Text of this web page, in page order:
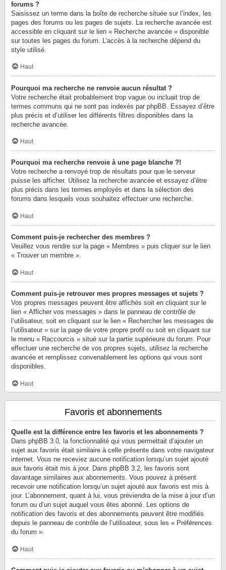
forums ?
Saisissez un terme dans la boîte de recherche située sur l’index, les
pages des forums ou les pages de sujets. La recherche avancée est
accessible en cliquant sur le lien « Recherche avancée » disponible
sur toutes les pages du forum. L’accès à la recherche dépend du
style utilisé.
Haut
Pourquoi ma recherche ne renvoie aucun résultat ?
Votre recherche était probablement trop vague ou incluait trop de
termes communs qui ne sont pas indexés par phpBB. Essayez d’être
plus précis et d’utiliser les différents filtres disponibles dans la
recherche avancée.
Haut
Pourquoi ma recherche renvoie à une page blanche ?!
Votre recherche a renvoyé trop de résultats pour que le serveur
puisse les afficher. Utilisez la recherche avancée et essayez d’être
plus précis dans les termes employés et dans la sélection des
forums dans lesquels vous souhaitez effectuer une recherche.
Haut
Comment puis-je rechercher des membres ?
Veuillez vous rendre sur la page « Membres » puis cliquer sur le lien
« Trouver un membre ».
Haut
Comment puis-je retrouver mes propres messages et sujets ?
Vos propres messages peuvent être affichés soit en cliquant sur le
lien « Afficher vos messages » dans le panneau de contrôle de
l’utilisateur, soit en cliquant sur le lien « Rechercher les messages de
l’utilisateur » sur la page de votre propre profil ou soit en cliquant sur
le menu « Raccourcis » situé sur la partie supérieure du forum. Pour
effectuer une recherche de vos propres sujets, utilisez la recherche
avancée et remplissez convenablement les options qui vous sont
disponibles.
Haut
Favoris et abonnements
Quelle est la différence entre les favoris et les abonnements ?
Dans phpBB 3.0, la fonctionnalité qui vous permettait d’ajouter un
sujet aux favoris était similaire à celle présente dans votre navigateur
internet. Vous ne receviez aucune notification lorsqu’un sujet ajouté
aux favoris était mis à jour. Dans phpBB 3.2, les favoris sont
davantage similaires aux abonnements. Vous pouvez à présent
recevoir une notification lorsqu’un sujet ajouté aux favoris est mis à
jour. L’abonnement, quant à lui, vous préviendra de la mise à jour d’un
forum ou d’un sujet auquel vous êtes abonné. Les options de
notification des favoris et des abonnements peuvent être modifiés
depuis le panneau de contrôle de l’utilisateur, sous les « Préférences
du forum ».
Haut